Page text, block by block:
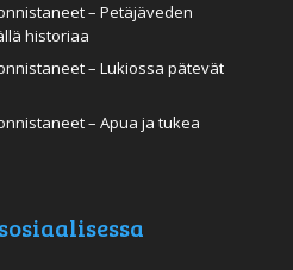
– Petäjäveden
historiaa
– Lukiossa pätevät
– Apua ja tukea